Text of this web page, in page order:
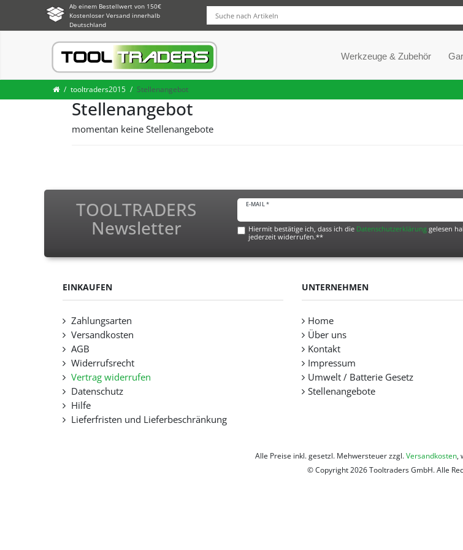
Ab einem Bestellwert von 150€
Kostenloser Versand innerhalb
Deutschland
Werkzeuge & Zubehör
tooltraders2015 Stellenangebot
Stellenangebot
momentan keine Stellenangebote
TOOLTRADERS
Newsletter
E-MAIL *
Hiermit bestätige ich, dass ich die Daten­schutz­erklärunggelesen
jederzeit widerrufen.**
EINKAUFEN
Zahlungsarten
Versandkosten
AGB
Widerrufsrecht
Vertrag widerrufen
Datenschutz
Hilfe
Lieferfristen und Lieferbeschränkung
UNTERNEHMEN
Home
Über uns
Kontakt
Impressum
Umwelt / Batterie Gesetz
Stellenangebote
Alle Preise inkl. gesetzl. Mehwersteuer zzgl.Versandkosten,
© Copyright 2026 Tooltraders GmbH. Alle